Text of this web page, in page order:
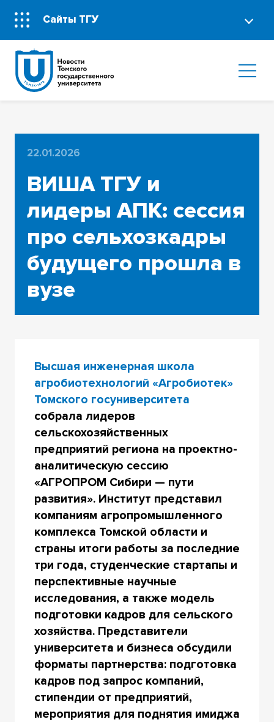
Сайты ТГУ
22.01.2026
ВИША ТГУ и
лидеры АПК: сессия
про сельхозкадры
будущего прошла в
вузе
Высшая инженерная школа
агробиотехнологий «Агробиотек»
Томского госуниверситета
собрала лидеров
сельскохозяйственных
предприятий региона на проектно-
аналитическую сессию
«АГРОПРОМ Сибири — пути
развития». Институт представил
компаниям агропромышленного
комплекса Томской области и
страны итоги работы за последние
три года, студенческие стартапы и
перспективные научные
исследования, а также модель
подготовки кадров для сельского
хозяйства. Представители
университета и бизнеса обсудили
форматы партнерства: подготовка
кадров под запрос компаний,
стипендии от предприятий,
мероприятия для поднятия имиджа